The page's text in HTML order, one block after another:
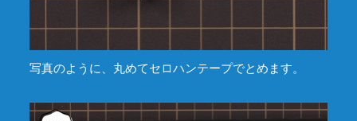
写真のように、丸めてセロハンテープでとめます。